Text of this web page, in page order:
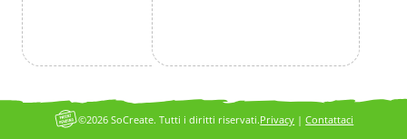
Privacy |Contattaci
©2026 SoCreate. Tutti i diritti riservati.